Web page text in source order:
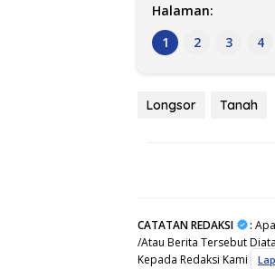
Halaman:
1
2 3 4
Longsor Tanah
CATATAN REDAKSI :
/Atau Berita Tersebut
Kepada Redaksi Kami